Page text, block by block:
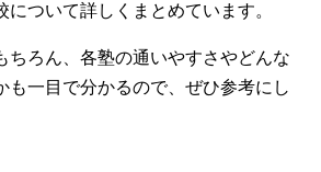
ついて詳しくまとめています。
ちろん、各塾の通いやすさやどんな
も一目で分かるので、ぜひ参考にし